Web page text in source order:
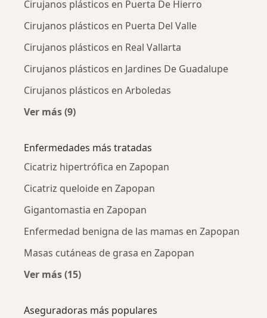
Cirujanos plásticos en Puerta De Hierro
Cirujanos plásticos en Puerta Del Valle
Cirujanos plásticos en Real Vallarta
Cirujanos plásticos en Jardines De Guadalupe
Cirujanos plásticos en Arboledas
Ver más (9)
Enfermedades más tratadas
Cicatriz hipertrófica en Zapopan
Cicatriz queloide en Zapopan
Gigantomastia en Zapopan
Enfermedad benigna de las mamas en Zapopan
Masas cutáneas de grasa en Zapopan
Ver más (15)
Aseguradoras más populares